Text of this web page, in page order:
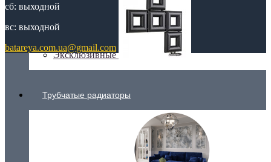
Эксклюзивные
Трубчатые радиаторы
сб: выходной
вс: выходной
batareya.com.ua@gmail.com